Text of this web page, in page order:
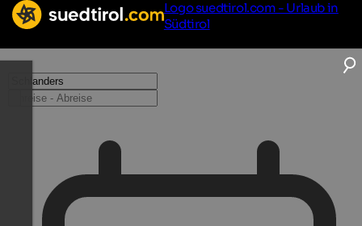
Logo suedtirol.com - Urlaub in
Südtirol